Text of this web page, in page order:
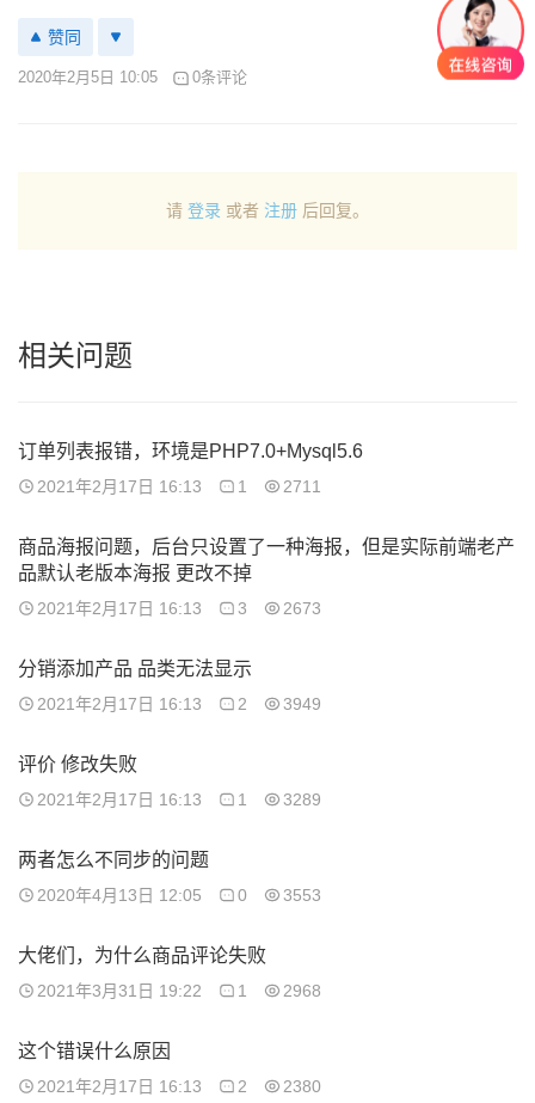
赞同
2020年2月5日 10:05 0条评论
请 登录 或者 注册 后回复。
相关问题
订单列表报错，环境是PHP7.0+Mysql5.6
2021年2月17日 16:13 1 2711
商品海报问题，后台只设置了一种海报，但是实际前端老产
品默认老版本海报 更改不掉
2021年2月17日 16:13 3 2673
分销添加产品 品类无法显示
2021年2月17日 16:13 2 3949
评价 修改失败
2021年2月17日 16:13 1 3289
两者怎么不同步的问题
2020年4月13日 12:05 0 3553
大佬们，为什么商品评论失败
2021年3月31日 19:22 1 2968
这个错误什么原因
2021年2月17日 16:13 2 2380